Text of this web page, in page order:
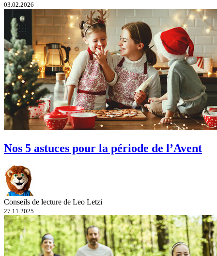
03.02.2026
Nos 5 astuces pour la période de l’Avent
Conseils de lecture de Leo Letzi
27.11.2025